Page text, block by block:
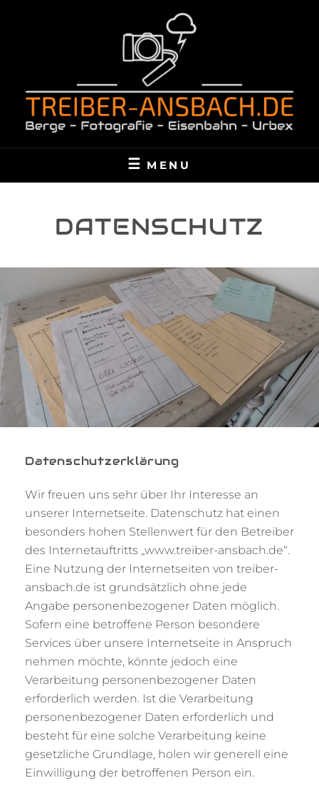
TREIBER-ANSBACH.DE
MENU
DATENSCHUTZ
Datenschutzerklärung
Wir freuen uns sehr über Ihr Interesse an
unserer Internetseite. Datenschutz hat einen
besonders hohen Stellenwert für den Betreiber
des Internetauftritts „www.treiber-ansbach.de“.
Eine Nutzung der Internetseiten von treiber-
ansbach.de ist grundsätzlich ohne jede
Angabe personenbezogener Daten möglich.
Sofern eine betroffene Person besondere
Services über unsere Internetseite in Anspruch
nehmen möchte, könnte jedoch eine
Verarbeitung personenbezogener Daten
erforderlich werden. Ist die Verarbeitung
personenbezogener Daten erforderlich und
besteht für eine solche Verarbeitung keine
gesetzliche Grundlage, holen wir generell eine
Einwilligung der betroffenen Person ein.